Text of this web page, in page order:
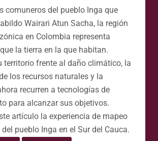
comuneros del pueblo Inga que
Wairari Atun Sacha, la región
en Colombia representa
la tierra en la que habitan.
territorio frente al daño climático, la
los recursos naturales y la
recurren a tecnologías de
para alcanzar sus objetivos.
artículo la experiencia de mapeo
pueblo Inga en el Sur del Cauca.